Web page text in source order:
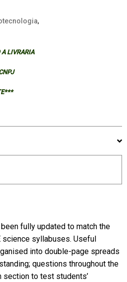
,
LIVRARIA
fully updated to match the
science syllabuses. Useful
into double-page spreads
questions throughout the
section to test students’